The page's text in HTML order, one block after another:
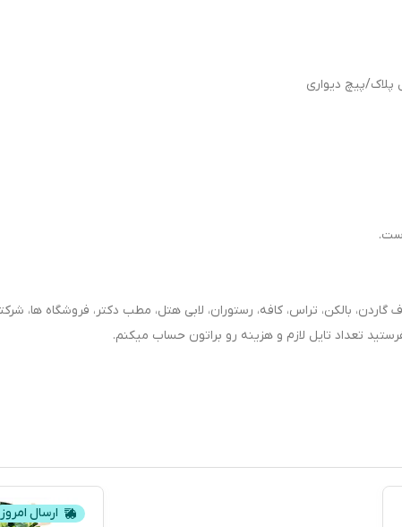
پیچ دیواری
گاردن، بالکن، تراس، کافه، رستوران، لابی هتل، مطب دکتر، فروشگاه ها،
تعداد تایل لازم و هزینه رو براتون حساب میکنم.
ارسال امروز